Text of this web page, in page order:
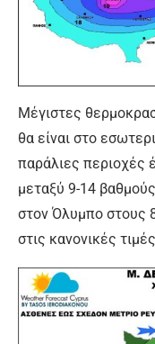
Μέγιστες
θα είναι στο
παράλιες περιοχές
μεταξύ 9-14
στον Όλυμπο στους
στις κανονικές